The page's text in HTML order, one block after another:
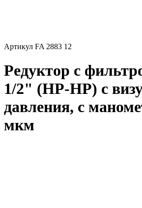
Артикул FA 2883 12
Редуктор с
1/2" (НР-НР) с
давления, с
мкм